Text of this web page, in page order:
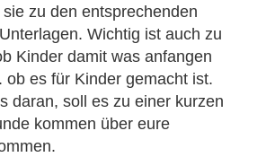
zu den entsprechenden
Wichtig ist auch zu
Kinder damit was anfangen
ob es für Kinder gemacht ist.
daran, soll es zu einer kurzen
kommen über eure